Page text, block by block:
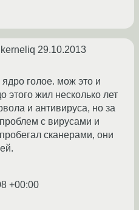
29.10.2013
голое. мож это и
этого жил несколько лет
и антивируса, но за
с вирусами и
сканерами, они
+00:00